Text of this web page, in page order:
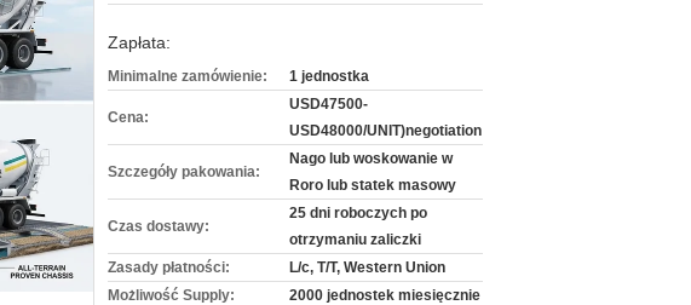
Zapłata:
Minimalne zamówienie: 1 jednostka
Cena:
USD47500-
USD48000/UNIT)negotiation
Szczegóły pakowania:
Nago lub woskowanie w
Roro lub statek masowy
Czas dostawy:
25 dni roboczych po
otrzymaniu zaliczki
Zasady płatności:
L/c, T/T, Western Union
Możliwość Supply:
2000 jednostek miesięcznie